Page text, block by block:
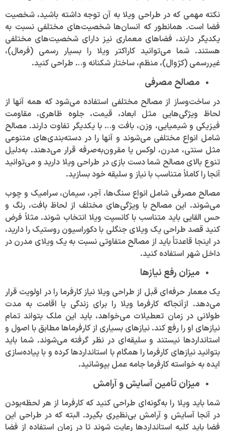
نکته مهمی که در طراحی ویلا به آن توجه داشته باشید، شخصیت
فضا است. همانطور که انسان‌ها شخصیت‌های مختلفی نسبت به
یکدیگر دارند، فضا‌های معماری نیز دارای شخصیت‌های مختلفی
هستند. شما می‌توانید کاراکتر ویلا را بسیار رسمی (فرمال)،
غیررسمی (کژوال)، منظم، ساختار شکنانه و… طراحی کنید.
مصالح مصرفی
در ساخت‌و‌ساز از مصالح مختلفی استفاده می‌شود که همه آنها از
لحاظ ویژگی‌هایی مثل ابعاد، قیمت، جلوه ظاهری، مقاومت
فیزیکی و شیمیایی، وزن، بافت و… با یکدیگر تفاوت دارند. مصالح
شامل انواع مختلفی می‌شوند و آنها را در دسته‌بندی‌های متنوعی
مثل سنتی، مدرن، لوکس یا مقرون‌به‌صرفه قرار می‌دهند. به‌دلیل
تنوع بالای مصالح شما دست بازی در طراحی ویلا دارید و می‌توانید
آنجا را کاملاً متناسب با نیاز و سلیقه خود بسازید.
مصالح مصرفی شامل انواع سنگ‌ها، آجر، سیمان، سرامیک و چوب
می‌شوند. این مصالح با ویژگی‌های مختلف از لحاظ بافت، رنگ و
حس القایی باید متناسب با کانسپت ویلا انتخاب شوند. مثلاً فرض
کنید قصد طراحی یک ویلای جنگلی با دکوراسیون روستیک را دارید،
در اینجا قاعدتاً باید از مصالح متفاوتی نسبت به یک ویلای مدرن در
داخل شهر استفاده کنید.
میزان رفع نیازها
یک معمار حرفه‌ای قبل از طراحی ویلا نیاز کارفرما را در اولویت قرار
می‌دهد. از‌آنجا‌که کارفرما ویلا را برای زندگی یا اقامت به مدت
طولانی در زمان تعطیلات می‌خواهد، باید این ملک بتواند تمام
نیاز‌های او را رفع کند. نیاز‌های بسیاری از کارفرما‌ها مطابق با اصول و
استاندارد‌ها نیستند و سلیقه‌ای در نظر گرفته می‌شوند. شما باید
بتوانید نیاز‌های کارفرما را همگام با استاندارد‌ها کرده و با پیاده‌سازی
ایده به خواسته کارفرما جامه عمل بپوشانید.
میزان تأمین آسایش و آرامش
شما باید ویلا را به‌گونه‌ای طراحی کنید که کارفرما از هر لحظه‌بودن
در آنجا آسایش و آرامش بی‌نظیری بگیرد. البته که در طراحی این
فضا باید کلیه استاندارد‌ها رعایت شوند تا در زمان استفاده از فضا